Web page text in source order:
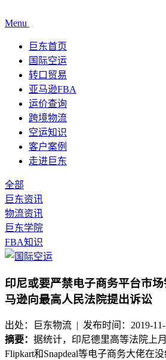
Menu
巨东首页
国际空运
转口贸易
亚马逊FBA
运价查询
跨境物流
空运知识
客户案例
走进巨东
全部
巨东资讯
物流资讯
巨东学院
FBA知识
印尼或要严禁电子商务平台市
马逊向最高人民法院提出诉讼
出处：巨东物流 | 发布时间：2019-11-
摘要： 据统计，印尼德里高等法院上
Flipkart和Snapdeal等电子商务大佬在